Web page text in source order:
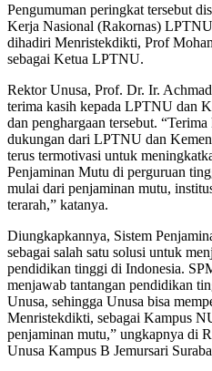
Pengumuman peringkat tersebut
Kerja Nasional (Rakornas)
dihadiri Menristekdikti, Prof
sebagai Ketua LPTNU.
Rektor Unusa, Prof. Dr. Ir.
terima kasih kepada LPTNU dan
dan penghargaan tersebut.
dukungan dari LPTNU dan
terus termotivasi untuk
Penjaminan Mutu di perguruan
mulai dari penjaminan mutu,
terarah,” katanya.
Diungkapkannya, Sistem
sebagai salah satu solusi untuk
pendidikan tinggi di Indonesia.
menjawab tantangan pendidikan
Unusa, sehingga Unusa bisa
Menristekdikti, sebagai Kampus
penjaminan mutu,” ungkapnya di
Unusa Kampus B Jemursari